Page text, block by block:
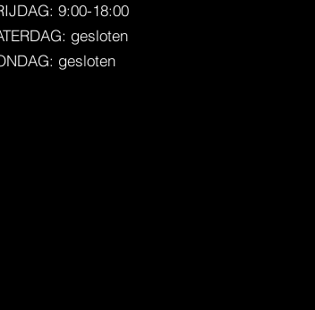
9:00-18:00
gesloten
gesloten